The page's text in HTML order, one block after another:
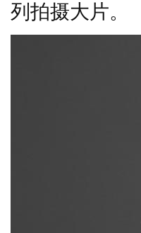
列拍摄大片。